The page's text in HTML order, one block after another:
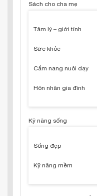
Sách cho cha mẹ
Tâm lý – giới tính
Sức khỏe
Cẩm nang nuôi dạy
Hôn nhân gia đình
Kỹ năng sống
Sống đẹp
Kỹ năng mềm